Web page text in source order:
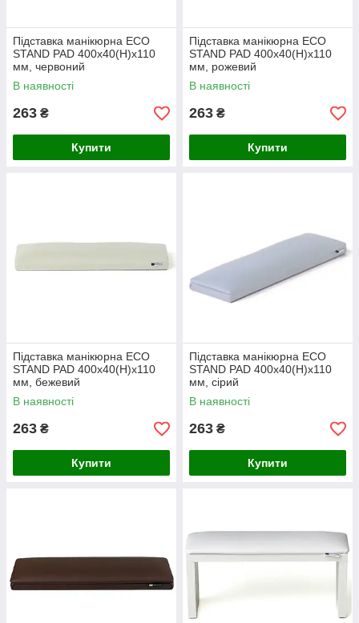
Підставка манікюрна ECO
STAND PAD 400х40(Н)х110
мм, червоний
В наявності
263 ₴
Купити
Підставка манікюрна ECO
STAND PAD 400х40(Н)х110
мм, рожевий
В наявності
263 ₴
Купити
Підставка манікюрна ECO
STAND PAD 400х40(Н)х110
мм, бежевий
В наявності
263 ₴
Купити
Підставка манікюрна ECO
STAND PAD 400х40(Н)х110
мм, сірий
В наявності
263 ₴
Купити